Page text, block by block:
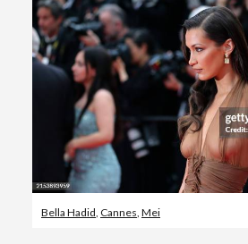
Bella Hadid, Cannes, Mei